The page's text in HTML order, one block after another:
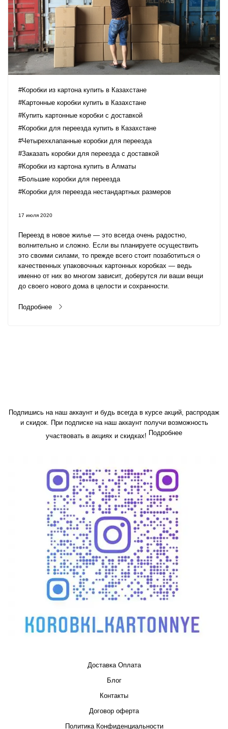
#Коробки из картона купить в Казахстане
#Картонные коробки купить в Казахстане
#Купить картонные коробки с доставкой
#Коробки для переезда купить в Казахстане
#Четырехклапанные коробки для переезда
#Заказать коробки для переезда с доставкой
#Коробки из картона купить в Алматы
#Большие коробки для переезда
#Коробки для переезда нестандартных размеров
17 июля 2020
Переезд в новое жилье — это всегда очень радостно,
волнительно и сложно. Если вы планируете осуществить
это своими силами, то прежде всего стоит позаботиться о
качественных упаковочных картонных коробках — ведь
именно от них во многом зависит, доберутся ли ваши вещи
до своего нового дома в целости и сохранности.
Подробнее
Подпишись на наш аккаунт и будь всегда в курсе акций, распродаж
и скидок. При подписке на наш аккаунт получи возможность
участвовать в акциях и скидках! Подробнее
Доставка Оплата
Блог
Контакты
Договор оферта
Политика Конфиденциальности